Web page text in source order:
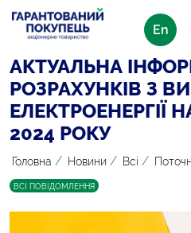
En
АКТУАЛЬНА
РОЗРАХУНКІВ З
ЕЛЕКТРОЕНЕРГІЇ
2024 РОКУ
Головна / Новини / Всі /
ВСІ ПОВІДОМЛЕННЯ